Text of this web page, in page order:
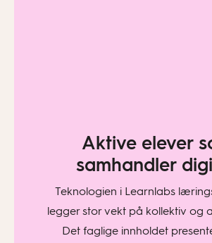
Aktive elever
samhandler
Teknologien i Learnlabs
legger stor vekt på kollektiv og
Det faglige innholdet